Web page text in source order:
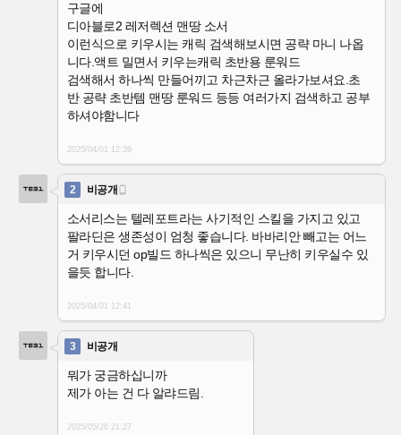
구글에
디아블로2 레저렉션 맨땅 소서
이런식으로 키우시는 캐릭 검색해보시면 공략 마니 나옵
니다.액트 밀면서 키우는캐릭 초반용 룬워드
검색해서 하나씩 만들어끼고 차근차근 올라가보셔요.초
반 공략 초반템 맨땅 룬워드 등등 여러가지 검색하고 공부
하셔야함니다
2025/04/01 12:39
2 비공개 
소서리스는 텔레포트라는 사기적인 스킬을 가지고 있고
팔라딘은 생존성이 엄청 좋습니다. 바바리안 빼고는 어느
거 키우시던 op빌드 하나씩은 있으니 무난히 키우실수 있
을듯 합니다.
2025/04/01 12:41
3 비공개
뭐가 궁금하십니까
제가 아는 건 다 알랴드림.
2025/05/2621:27